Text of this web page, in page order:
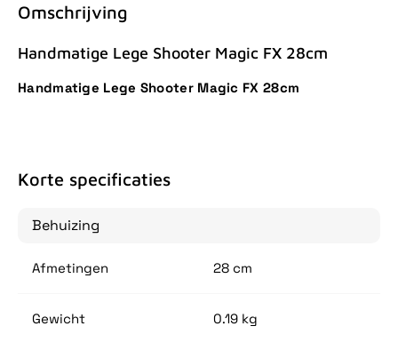
Omschrijving
Handmatige Lege Shooter Magic FX 28cm
Handmatige Lege Shooter Magic FX 28cm
Korte specificaties
Behuizing
Afmetingen 28 cm
Gewicht 0.19 kg